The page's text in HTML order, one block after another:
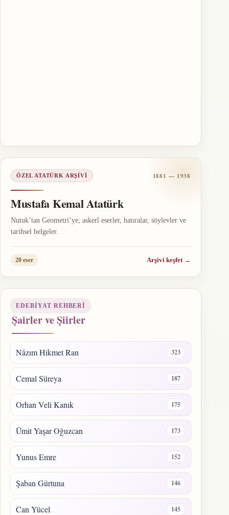
ÖZEL ATATÜRK ARŞIVI 1881 — 1938
Mustafa Kemal Atatürk
Nutuk’tan Geometri’ye; askerî eserler, hatıralar, söylevler ve
tarihsel belgeler.
20 eser Arşivi keşfet →
EDEBIYAT REHBERI
Şairler ve Şiirler
Nâzım Hikmet Ran 323
Cemal Süreya 187
Orhan Veli Kanık 175
Ümit Yaşar Oğuzcan 173
Yunus Emre 152
Şaban Gürtuna 146
Can Yücel 145